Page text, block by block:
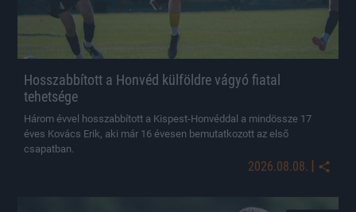
Hosszabbított a Honvéd külföldre vágyó fiatal
tehetsége
Három évvel hosszabbított a Kispest-Honvéddal a mindössze 17
éves Kovács Erik, aki már 16 évesen bemutatkozott az első
csapatban.
2026.08.08. |